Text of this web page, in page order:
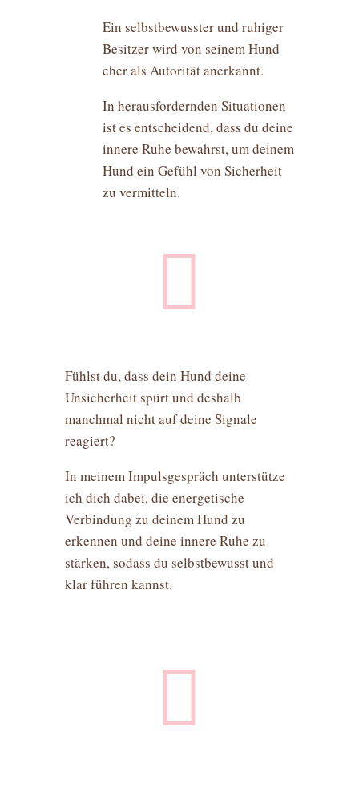
Ein selbstbewusster und ruhiger
Besitzer wird von seinem Hund
eher als Autorität anerkannt.
In herausfordernden Situationen
ist es entscheidend, dass du deine
innere Ruhe bewahrst, um deinem
Hund ein Gefühl von Sicherheit
zu vermitteln.

Fühlst du, dass dein Hund deine
Unsicherheit spürt und deshalb
manchmal nicht auf deine Signale
reagiert?
In meinem Impulsgespräch unterstütze
ich dich dabei, die energetische
Verbindung zu deinem Hund zu
erkennen und deine innere Ruhe zu
stärken, sodass du selbstbewusst und
klar führen kannst.
